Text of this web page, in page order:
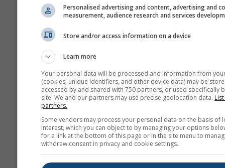
Personalised advertising and content, advertising and
measurement, audience research and services
Store and/or access information on a device
Learn more
Your personal data will be processed and information from
(cookies, unique identifiers, and other device data) may be
accessed by and shared with 750 partners, or used specifically
site. We and our partners may use precise geolocation data.
partners.
Some vendors may process your personal data on the basis of
interest, which you can object to by managing your options
for a link at the bottom of this page or in the site menu to
withdraw consent in privacy and cookie settings.